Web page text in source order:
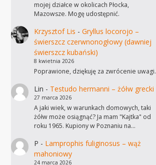
mojej działce w okolicach Płocka,
Mazowsze. Mogę udostępnić.
Krzysztof Lis - Gryllus locorojo –
świerszcz czerwnonogłowy (dawniej
świerszcz kubański)
8 kwietnia 2026
Poprawione, dziękuję za zwrócenie uwagi.
Lin - Testudo hermanni – żółw grecki
27 marca 2026
A jaki wiek, w warunkach domowych, taki
żółw może osiągnąć? Ja mam "Kajtka" od
roku 1965. Kupiony w Poznaniu na…
P - Lamprophis fuliginosus – wąż
mahoniowy
24 marca 2026